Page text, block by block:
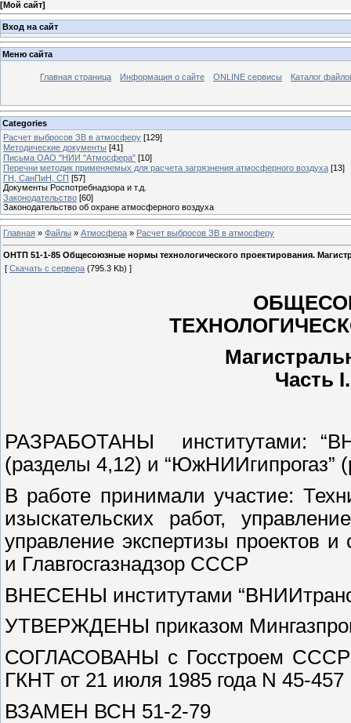
[Мой сайт]
Вход на сайт
Меню сайта
Главная страница Информация о сайте ONLINE сервисы Каталог
Categories
Расчет выбросов ЗВ в атмосферу [129]
Методические документы [41]
Письма ОАО "НИИ "Атмосфера" [10]
Перечни методик применяемых для расчета загрязнения атмосферного воздуха [13]
ГН, СанПиН, СП [57]
Документы Роспотребнадзора и т.д.
Законодательство [60]
Законодательство об охране атмосферного воздуха
Главная » Файлы » Атмосфера » Расчет выбросов ЗВ в атмосферу
ОНТП 51-1-85 Общесоюзные нормы технологического проектирования.
[ Скачать с сервера (795.3 Kb) ]
Часть
РАЗРАБОТАНЫ институтами:
(разделы 4,12) и “ЮжНИИгипрогаз”
В работе принимали участие:
изыскательских работ,
управление экспертизы проектов и
и Главгосгазнадзор СССР
ВНЕСЕНЫ институтами
УТВЕРЖДЕНЫ приказом
СОГЛАСОВАНЫ с Госстроем СССР
ГКНТ от 21 июля 1985 года N 45-457
ВЗАМЕН ВСН 51-2-79